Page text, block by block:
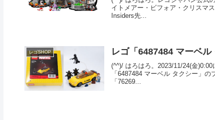
イトメアー・ビフォア・クリスマ
Insiders先...
レゴSHOP レゴ「6487484 マーベ
(^^)/ はろはろ。2023/11/24(金
「6487484 マーベル タクシー」
「76269...